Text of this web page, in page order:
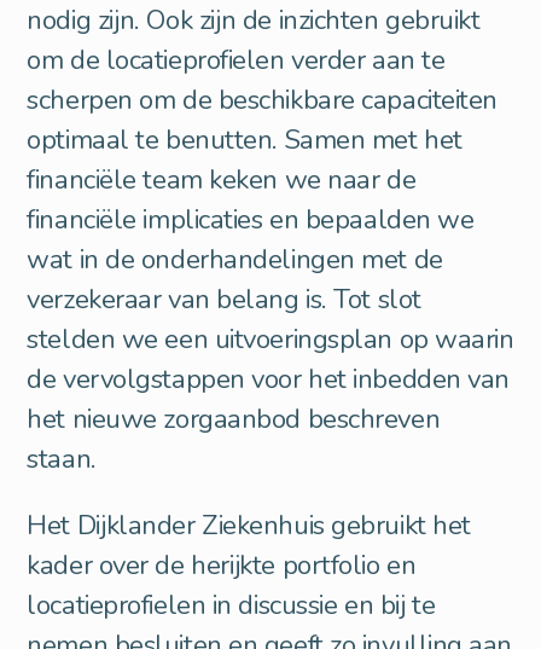
nodig zijn. Ook zijn de inzichten gebruikt
om de locatieprofielen verder aan te
scherpen om de beschikbare capaciteiten
optimaal te benutten. Samen met het
financiële team keken we naar de
financiële implicaties en bepaalden we
wat in de onderhandelingen met de
verzekeraar van belang is. Tot slot
stelden we een uitvoeringsplan op waarin
de vervolgstappen voor het inbedden van
het nieuwe zorgaanbod beschreven
staan.
Het Dijklander Ziekenhuis gebruikt het
kader over de herijkte portfolio en
locatieprofielen in discussie en bij te